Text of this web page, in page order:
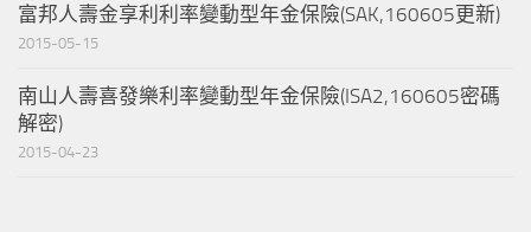
富邦人壽金享利利率變動型年金保險(SAK,160605更新)
2015-05-15
南山人壽喜發樂利率變動型年金保險(ISA2,160605密碼
解密)
2015-04-23